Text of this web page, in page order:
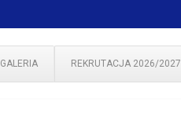
GALERIA REKRUTACJA 2026/2027